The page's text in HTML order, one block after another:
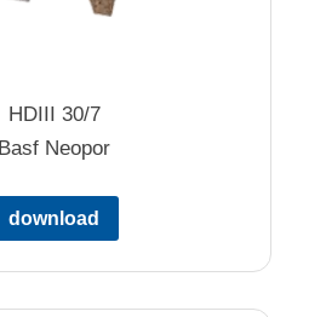
HDIII 30/7
Basf Neopor
download